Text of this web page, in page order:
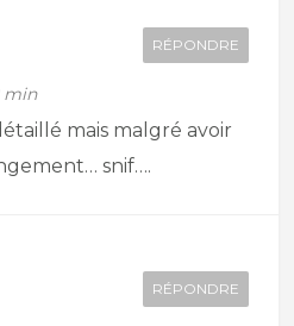
min
RÉPONDRE
mais malgré avoir
snif….
RÉPONDRE